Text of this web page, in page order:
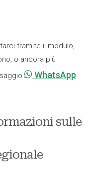
tramite il modulo,
o ancora più
WhatsApp
sulle